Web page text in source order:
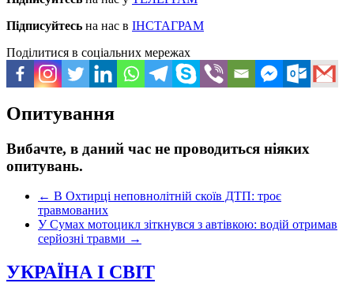
Підписуйтесь на нас в ІНСТАГРАМ
Поділитися в соціальних мережах
Опитування
Вибачте, в даний час не проводиться ніяких
опитувань.
← В Охтирці неповнолітній скоїв ДТП: троє
травмованих
У Сумах мотоцикл зіткнувся з автівкою: водій отримав
серйозні травми →
УКРАЇНА І СВІТ